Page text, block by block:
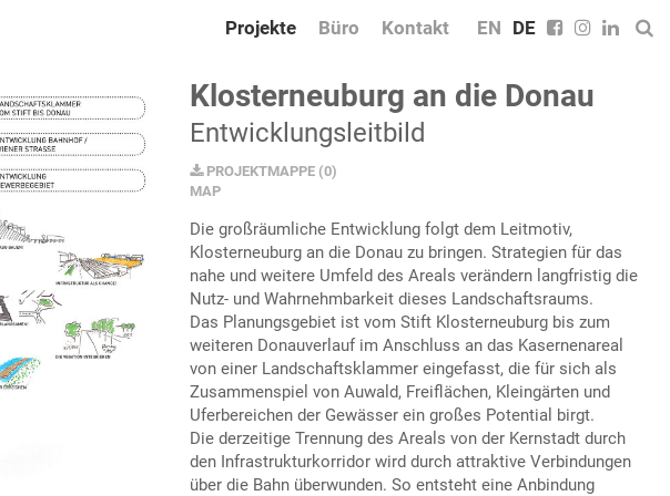
Projekte Büro Kontakt EN DE
Klosterneuburg an die Donau
Entwicklungsleitbild
PROJEKTMAPPE (0)
MAP
Die großräumliche Entwicklung folgt dem Leitmotiv,
Klosterneuburg an die Donau zu bringen. Strategien für das
nahe und weitere Umfeld des Areals verändern langfristig die
Nutz- und Wahrnehmbarkeit dieses Landschaftsraums.
Das Planungsgebiet ist vom Stift Klosterneuburg bis zum
weiteren Donauverlauf im Anschluss an das Kasernenareal
von einer Landschaftsklammer eingefasst, die für sich als
Zusammenspiel von Auwald, Freiflächen, Kleingärten und
Uferbereichen der Gewässer ein großes Potential birgt.
Die derzeitige Trennung des Areals von der Kernstadt durch
den Infrastrukturkorridor wird durch attraktive Verbindungen
über die Bahn überwunden. So entsteht eine Anbindung